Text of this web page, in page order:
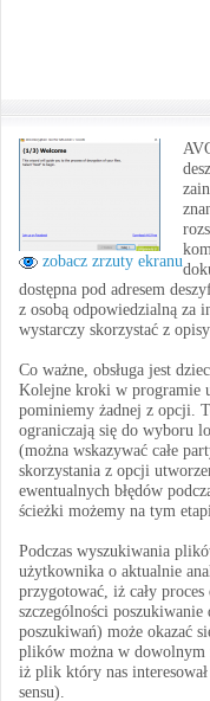
zobacz zrzuty ekranu
dostępna pod adresem
z osobą odpowiedzialną za
wystarczy skorzystać z
Co ważne, obsługa jest
Kolejne kroki w programie
pominiemy żadnej z opcji.
ograniczają się do wyboru
(można wskazywać całe
skorzystania z opcji
ewentualnych błędów
ścieżki możemy na tym
Podczas wyszukiwania
użytkownika o aktualnie
przygotować, iż cały
szczególności
poszukiwań) może okazać
plików można w dowolnym
iż plik który nas
sensu).